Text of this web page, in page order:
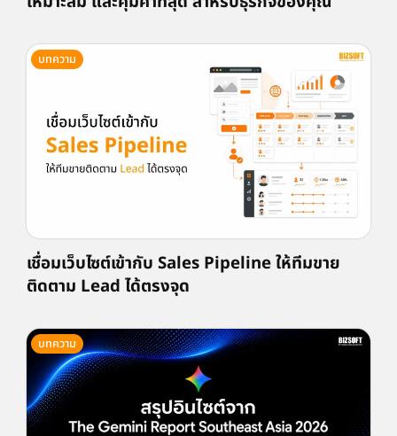
บทความ
เชื่อมเว็บไซต์เข้ากับ Sales Pipeline ให้ทีมขาย
ติดตาม Lead ได้ตรงจุด
บทความ